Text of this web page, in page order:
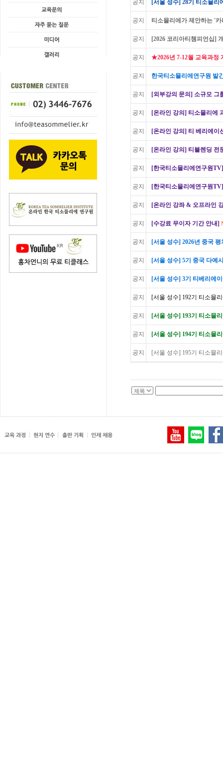
공지 [서울 성수] 28기 티소믈리
공지 티소믈리에가 제안하는 '
공지 [2026 코리아티챔피언십]
공지 ★2026년 7-12월 교육과정
공지 한국티소믈리에연구원 발
공지 [외부강의 문의] 소규모 그
공지 [온라인 강의] 티소믈리에
공지 [온라인 강의] 티 베리에이
공지 [온라인 강의] 티블렌딩 전
공지 [한국티소믈리에연구원
공지 [한국티소믈리에연구원
공지 [온라인 강좌 & 오프라인
공지 [수강료 무이자 기간 안내]
공지 [서울 성수] 2026년 중국
공지 [서울 성수] 5기 중국 다예
공지 [서울 성수] 3기 티베리에
공지 [서울 성수] 192기 티소믈
공지 [서울 성수] 193기 티소믈
공지 [서울 성수] 194기 티소믈
공지 [서울 성수] 195기 티소믈